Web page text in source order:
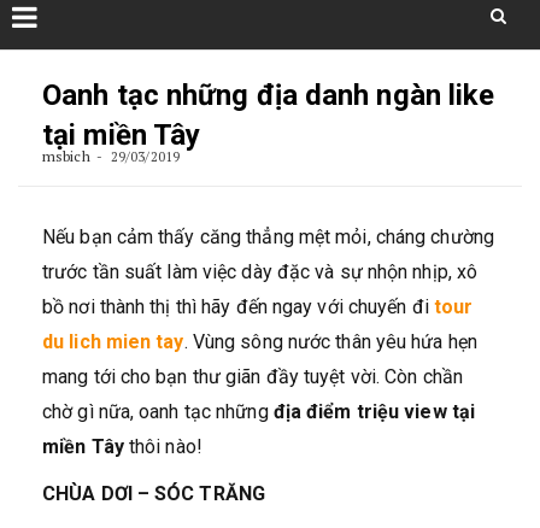
Oanh tạc những địa danh ngàn like
tại miền Tây
msbich 29/03/2019
Nếu bạn cảm thấy căng thẳng mệt mỏi, cháng chường
trước tần suất làm việc dày đặc và sự nhộn nhịp, xô
bồ nơi thành thị thì hãy đến ngay với chuyến đi tour
du lich mien tay. Vùng sông nước thân yêu hứa hẹn
mang tới cho bạn thư giãn đầy tuyệt vời. Còn chần
chờ gì nữa, oanh tạc những địa điểm triệu view tại
miền Tâythôi nào!
CHÙA DƠI – SÓC TRĂNG